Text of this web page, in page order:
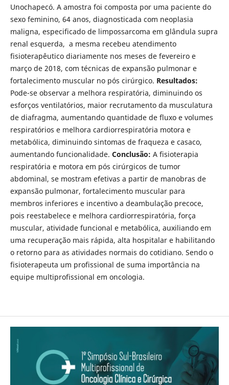
Unochapecó. A amostra foi composta por uma paciente do
sexo feminino, 64 anos, diagnosticada com neoplasia
maligna, especificado de limpossarcoma em glândula supra
renal esquerda, a mesma recebeu atendimento
fisioterapêutico diariamente nos meses de fevereiro e
março de 2018, com técnicas de expansão pulmonar e
fortalecimento muscular no pós cirúrgico. Resultados:
Pode-se observar a melhora respiratória, diminuindo os
esforços ventilatórios, maior recrutamento da musculatura
de diafragma, aumentando quantidade de fluxo e volumes
respiratórios e melhora cardiorrespiratória motora e
metabólica, diminuindo sintomas de fraqueza e casaco,
aumentando funcionalidade. Conclusão: A fisioterapia
respiratória e motora em pós cirúrgicos de tumor
abdominal, se mostram efetivas a partir de manobras de
expansão pulmonar, fortalecimento muscular para
membros inferiores e incentivo a deambulação precoce,
pois reestabelece e melhora cardiorrespiratória, força
muscular, atividade funcional e metabólica, auxiliando em
uma recuperação mais rápida, alta hospitalar e habilitando
o retorno para as atividades normais do cotidiano. Sendo o
fisioterapeuta um profissional de suma importância na
equipe multiprofissional em oncologia.